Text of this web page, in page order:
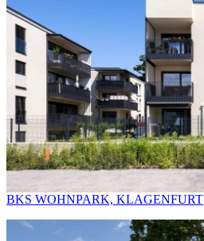
BKS WOHNPARK, KLAGENFURT